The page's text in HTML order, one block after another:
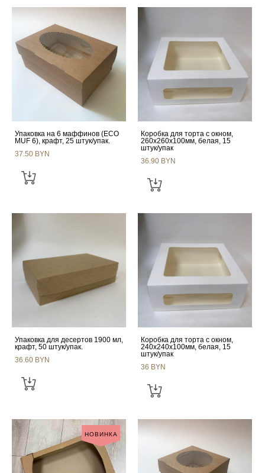
Упаковка на 6 маффинов (ECO
MUF 6), крафт, 25 штук/упак.
37.50 BYN
Коробка для торта с окном,
260х260х100мм, белая, 15
штук/упак
36.90 BYN
Упаковка для десертов 1900 мл,
крафт, 50 штук/упак.
36.60 BYN
Коробка для торта с окном,
240х240х100мм, белая, 15
штук/упак
36 BYN
НОВИНКА